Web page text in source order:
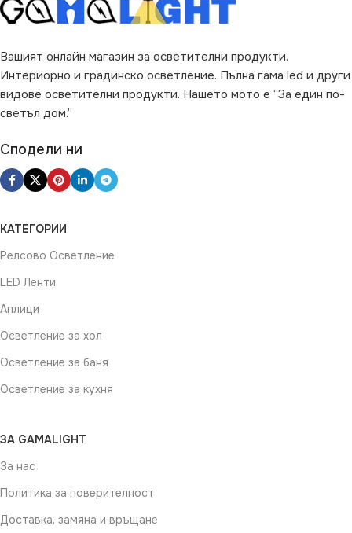
ВИД LED
ФОРМА
Вашият онлайн магазин за осветителни продукти.
Интериорно и градинско осветление. Пълна гама led и други
видове осветителни продукти. Нашето мото е “За един по-
светъл дом.”
Сподели ни
КАТЕГОРИИ
Релсово Осветление
LED Ленти
Аплици
Осветление за хол
Осветление за баня
Осветление за кухня
ЗА GAMALIGHT
За нас
Политика за поверителност
Доставка, замяна и връщане